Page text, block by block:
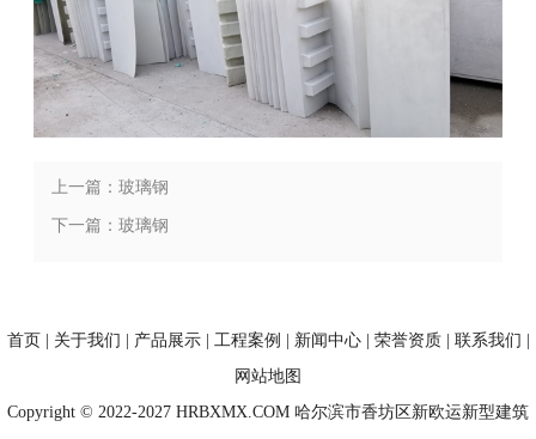
上一篇：玻璃钢
下一篇：玻璃钢
首页| 关于我们 | 产品展示| 工程案例 | 新闻中心| 荣誉资质| 联系我们 |
网站地图
Copyright © 2022-2027 HRBXMX.COM 哈尔滨市香坊区新欧运新型建筑